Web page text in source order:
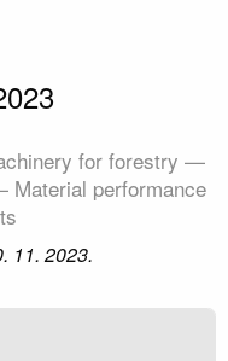
for forestry —
performance
11. 2023.